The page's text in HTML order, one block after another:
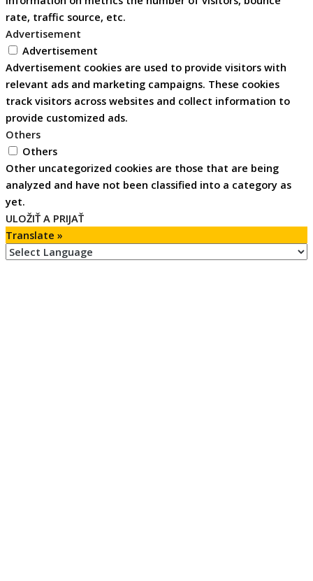
rate, traffic source, etc.
Advertisement
Advertisement
Advertisement cookies are used to provide visitors with
relevant ads and marketing campaigns. These cookies
track visitors across websites and collect information to
provide customized ads.
Others
Others
Other uncategorized cookies are those that are being
analyzed and have not been classified into a category as
yet.
ULOŽIŤ A PRIJAŤ
Translate »